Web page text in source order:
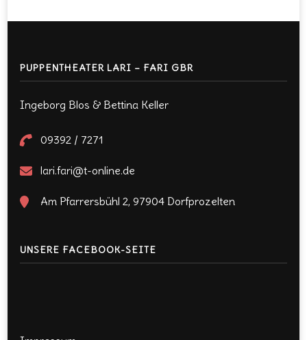
PUPPENTHEATER LARI – FARI GBR
Ingeborg Blos & Bettina Keller
09392 / 7271
lari.fari@t-online.de
Am Pfarrersbühl 2, 97904 Dorfprozelten
UNSERE FACEBOOK-SEITE